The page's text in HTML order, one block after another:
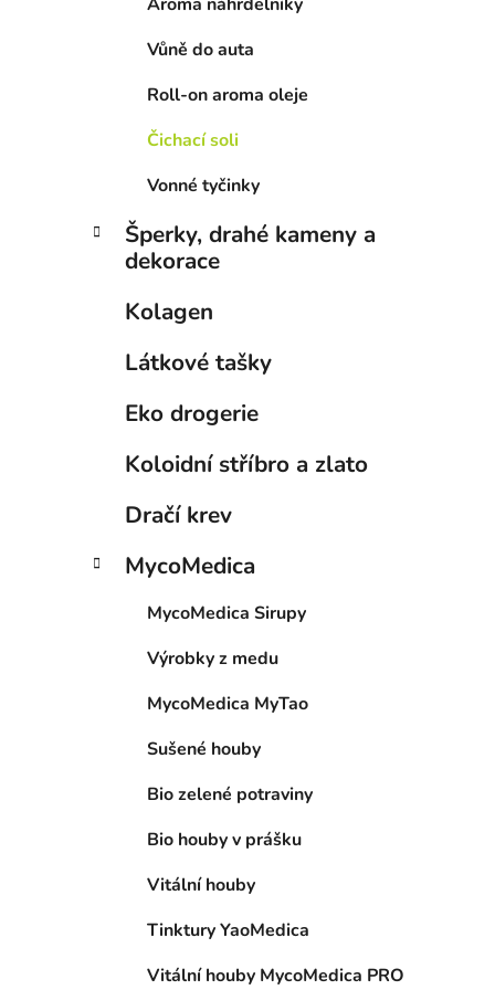
Vůně do auta
Roll-on aroma oleje
Čichací soli
Vonné tyčinky
Šperky, drahé kameny a
dekorace
Kolagen
Látkové tašky
Eko drogerie
Koloidní stříbro a zlato
Dračí krev
MycoMedica
MycoMedica Sirupy
Výrobky z medu
MycoMedica MyTao
Sušené houby
Bio zelené potraviny
Bio houby v prášku
Vitální houby
Tinktury YaoMedica
Vitální houby MycoMedica PRO